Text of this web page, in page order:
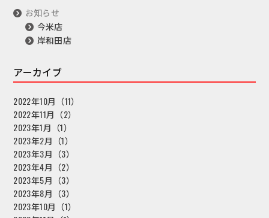
お知らせ
今米店
岸和田店
アーカイブ
2022年10月（11）
2022年11月（2）
2023年1月（1）
2023年2月（1）
2023年3月（3）
2023年4月（2）
2023年5月（3）
2023年8月（3）
2023年10月（1）